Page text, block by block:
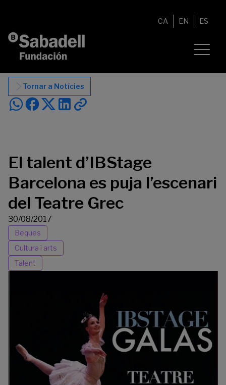
CA EN ES
Tornar a Notícies
El talent d’IBStage
Barcelona es puja l’escenari
del Teatre Grec
30/08/2017
Beques
Cultura i arts
Talent